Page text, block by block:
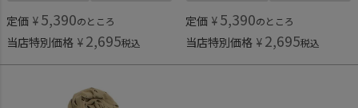
定価 ¥ 5,390のところ
当店特別価格 ¥ 2,695税込
定価 ¥ 5,390のところ
当店特別価格 ¥ 2,695税込